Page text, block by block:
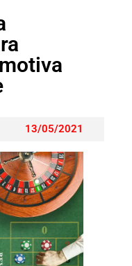
13/05/2021